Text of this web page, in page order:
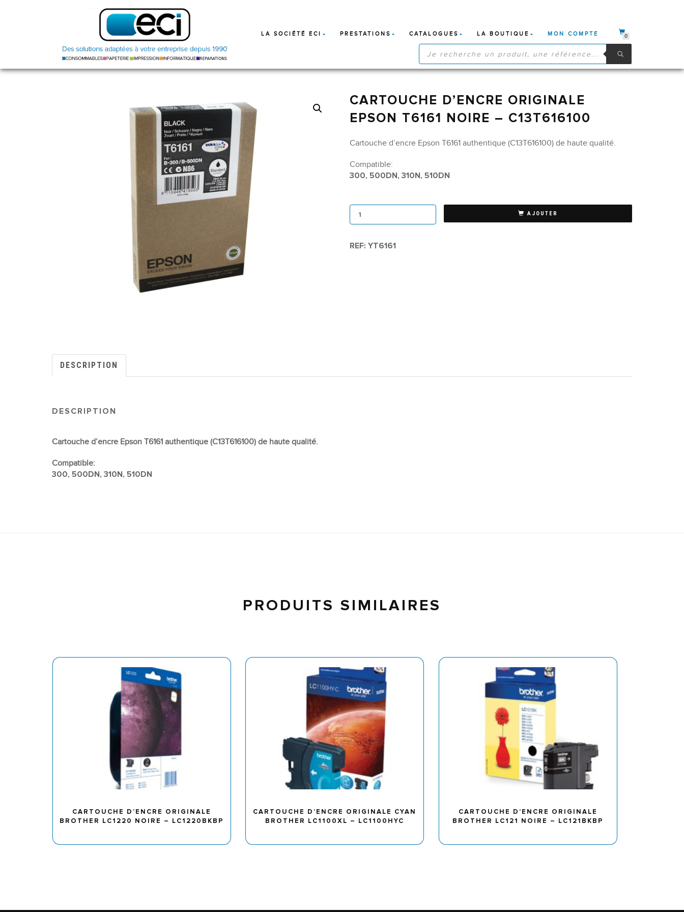
LA SOCIÉTÉ ECI PRESTATIONS CATALOGUES LA BOUTIQUE
MON COMPTE
RECHERCHE
DE
PRODUITS
0
CARTOUCHE D’ENCRE ORIGINALE
EPSON T6161 NOIRE – C13T616100
Cartouche d’encre Epson T6161 authentique (C13T616100) de haute qualité.
Compatible:
300, 500DN, 310N, 510DN
AJOUTER
REF: YT6161
DESCRIPTION
DESCRIPTION
Cartouche d’encre Epson T6161 authentique (C13T616100) de haute qualité.
Compatible:
300, 500DN, 310N, 510DN
PRODUITS SIMILAIRES
CARTOUCHE D’ENCRE ORIGINALE
BROTHER LC1220 NOIRE – LC1220BKBP
CARTOUCHE D’ENCRE ORIGINALE CYAN
BROTHER LC1100XL – LC1100HYC
CARTOUCHE D’ENCRE ORIGINALE
BROTHER LC121 NOIRE – LC121BKBP